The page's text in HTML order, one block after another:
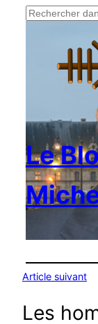
Rechercher
Le
Article suivant
Les